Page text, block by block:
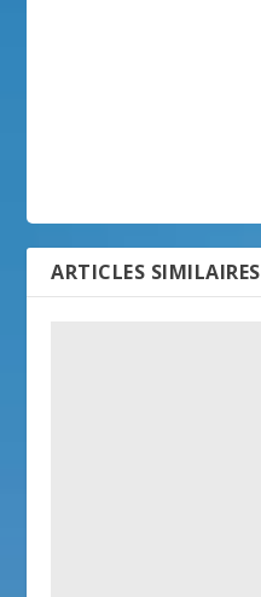
ARTICLES SIMILAIRES